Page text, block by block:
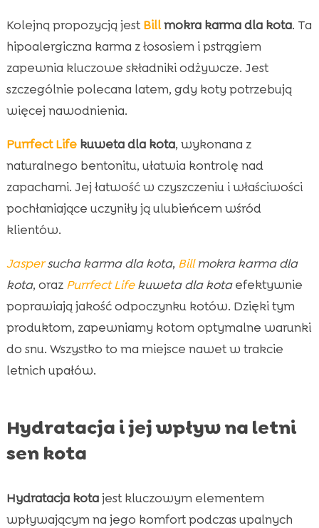
Kolejną propozycją jest Billmokra karma dla kota. Ta
hipoalergiczna karma z łososiem i pstrągiem
zapewnia kluczowe składniki odżywcze. Jest
szczególnie polecana latem, gdy koty potrzebują
więcej nawodnienia.
Purrfect Lifekuweta dla kota, wykonana z
naturalnego bentonitu, ułatwia kontrolę nad
zapachami. Jej łatwość w czyszczeniu i właściwości
pochłaniające uczyniły ją ulubieńcem wśród
klientów.
Jaspersucha karma dla kota, Billmokra karma dla
kota, oraz Purrfect Lifekuweta dla kotaefektywnie
poprawiają jakość odpoczynku kotów. Dzięki tym
produktom, zapewniamy kotom optymalne warunki
do snu. Wszystko to ma miejsce nawet w trakcie
letnich upałów.
Hydratacja i jej wpływ na letni
sen kota
Hydratacja kotajest kluczowym elementem
wpływającym na jego komfort podczas upalnych